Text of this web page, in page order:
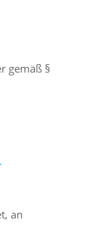
gemäß §
an